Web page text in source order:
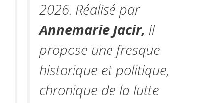
2026. Réalisé par
Annemarie Jacir, il
propose une fresque
historique et politique,
chronique de la lutte